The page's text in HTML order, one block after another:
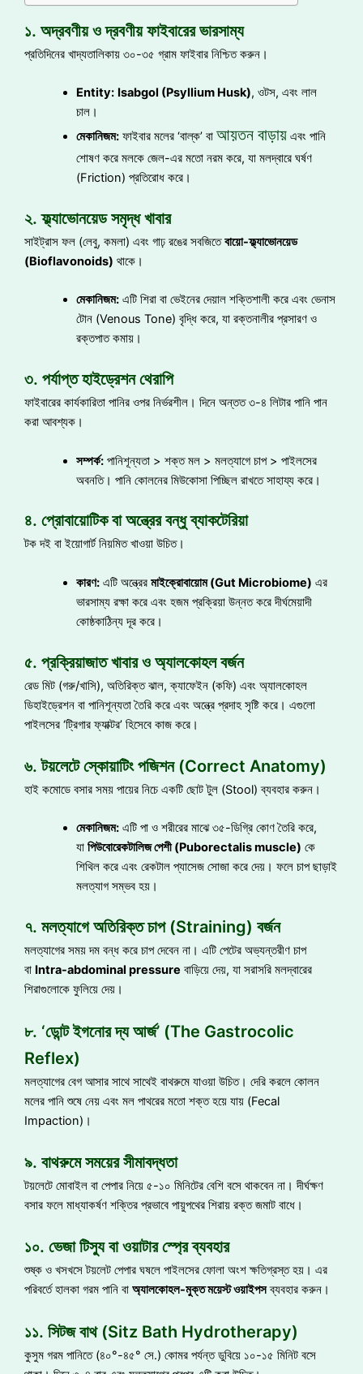
১. অদ্রবণীয় ও দ্রবণীয় ফাইবারের ভারসাম্য
প্রতিদিনের খাদ্যতালিকায় ৩০-৩৫ গ্রাম ফাইবার নিশ্চিত করুন।
Entity: Isabgol (Psyllium Husk), ওটস, এবং লাল
চাল।
মেকানিজম:ফাইবার মলের ‘বাল্ক’ বা আয়তন বাড়ায়এবং পানি
শোষণ করে মলকে জেল-এর মতো নরম করে, যা মলদ্বারে ঘর্ষণ
(Friction) প্রতিরোধ করে।
২. ফ্ল্যাভোনয়েড সমৃদ্ধ খাবার
সাইট্রাস ফল (লেবু, কমলা) এবং গাঢ় রঙের সবজিতেবায়ো-ফ্ল্যাভোনয়েড
(Bioflavonoids) থাকে।
মেকানিজম:এটি শিরা বা ভেইনের দেয়াল শক্তিশালী করে এবং ভেনাস
টোন (Venous Tone) বৃদ্ধি করে, যা রক্তনালীর প্রসারণ ও
রক্তপাত কমায়।
৩. পর্যাপ্ত হাইড্রেশন থেরাপি
ফাইবারের কার্যকারিতা পানির ওপর নির্ভরশীল। দিনে অন্তত ৩-৪ লিটার পানি পান
করা আবশ্যক।
সম্পর্ক:পানিশূন্যতা > শক্ত মল > মলত্যাগে চাপ > পাইলসের
অবনতি। পানি কোলনের মিউকোসা পিচ্ছিল রাখতে সাহায্য করে।
৪. প্রোবায়োটিক বা অন্ত্রের বন্ধু ব্যাকটেরিয়া
টক দই বা ইয়োগার্ট নিয়মিত খাওয়া উচিত।
কারণ:এটি অন্ত্রের মাইক্রোবায়োম (Gut Microbiome) এর
ভারসাম্য রক্ষা করে এবং হজম প্রক্রিয়া উন্নত করে দীর্ঘমেয়াদী
কোষ্ঠকাঠিন্য দূর করে।
৫. প্রক্রিয়াজাত খাবার ও অ্যালকোহল বর্জন
রেড মিট (গরু/খাসি), অতিরিক্ত ঝাল, ক্যাফেইন (কফি) এবং অ্যালকোহল
ডিহাইড্রেশন বা পানিশূন্যতা তৈরি করে এবং অন্ত্রে প্রদাহ সৃষ্টি করে। এগুলো
পাইলসের ‘ট্রিগার ফ্যাক্টর’ হিসেবে কাজ করে।
৬. টয়লেটে স্কোয়াটিং পজিশন (Correct Anatomy)
হাই কমোডে বসার সময় পায়ের নিচে একটি ছোট টুল (Stool) ব্যবহার করুন।
মেকানিজম:এটি পা ও শরীরের মাঝে ৩৫-ডিগ্রি কোণ তৈরি করে,
যা পিউবোরেকটালিজ পেশী (Puborectalis muscle) কে
শিথিল করে এবং রেকটাল প্যাসেজ সোজা করে দেয়। ফলে চাপ ছাড়াই
মলত্যাগ সম্ভব হয়।
৭. মলত্যাগে অতিরিক্ত চাপ (Straining) বর্জন
মলত্যাগের সময় দম বন্ধ করে চাপ দেবেন না। এটি পেটের অভ্যন্তরীণ চাপ
বা Intra-abdominal pressure বাড়িয়ে দেয়, যা সরাসরি মলদ্বারের
শিরাগুলোকে ফুলিয়ে দেয়।
৮. ‘ডোন্ট ইগনোর দ্য আর্জ’ (The Gastrocolic
Reflex)
মলত্যাগের বেগ আসার সাথে সাথেই বাথরুমে যাওয়া উচিত। দেরি করলে কোলন
মলের পানি শুষে নেয় এবং মল পাথরের মতো শক্ত হয়ে যায় (Fecal
Impaction)।
৯. বাথরুমে সময়ের সীমাবদ্ধতা
টয়লেটে মোবাইল বা পেপার নিয়ে ৫-১০ মিনিটের বেশি বসে থাকবেন না। দীর্ঘক্ষণ
বসার ফলে মাধ্যাকর্ষণ শক্তির প্রভাবে পায়ুপথের শিরায় রক্ত জমাট বাধে।
১০. ভেজা টিস্যু বা ওয়াটার স্প্রে ব্যবহার
শুষ্ক ও খসখসে টয়লেট পেপার ঘষলে পাইলসের ফোলা অংশ ক্ষতিগ্রস্ত হয়। এর
পরিবর্তে হালকা গরম পানি বা অ্যালকোহল-মুক্ত ময়েস্ট ওয়াইপসব্যবহার করুন।
১১. সিটজ বাথ (Sitz Bath Hydrotherapy)
কুসুম গরম পানিতে (৪০°-৪৫° সে.) কোমর পর্যন্ত ডুবিয়ে ১০-১৫ মিনিট বসে